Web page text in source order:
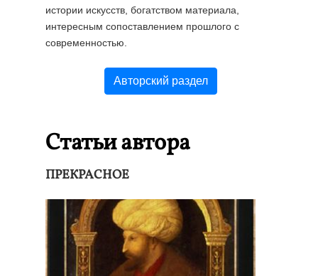
истории искусств, богатством материала,
интересным сопоставлением прошлого с
современностью.
Авторский раздел
Статьи автора
ПРЕКРАСНОЕ